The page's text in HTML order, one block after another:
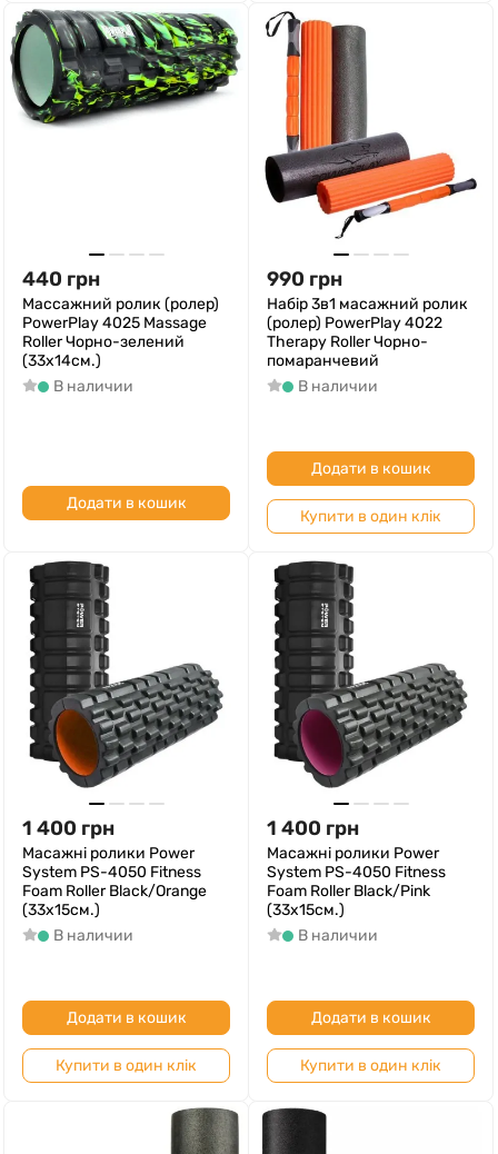
440 грн
Массажний ролик (ролер)
PowerPlay 4025 Massage
Roller Чорно-зелений
(33x14см.)
В наличии
Додати в кошик
990 грн
Набір 3в1 масажний ролик
(ролер) PowerPlay 4022
Therapy Roller Чорно-
помаранчевий
В наличии
Додати в кошик
Купити в один клік
1 400 грн
Масажні ролики Power
System PS-4050 Fitness
Foam Roller Black/Orange
(33x15см.)
В наличии
Додати в кошик
Купити в один клік
1 400 грн
Масажні ролики Power
System PS-4050 Fitness
Foam Roller Black/Pink
(33x15см.)
В наличии
Додати в кошик
Купити в один клік